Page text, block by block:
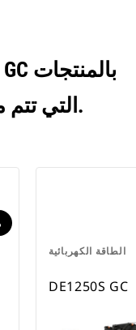
التي تتم مقارنتها بشكل متكرر.
الطاقة الكهربائية
DE1250S GC